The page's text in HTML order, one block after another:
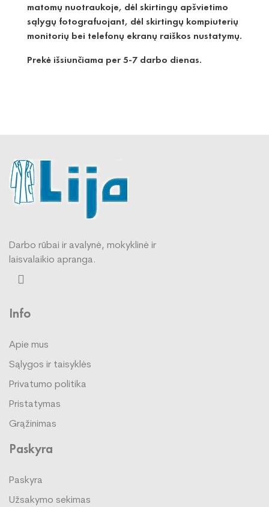
matomų nuotraukoje, dėl skirtingų apšvietimo
sąlygų fotografuojant, dėl skirtingų kompiuterių
monitorių bei telefonų ekranų raiškos nustatymų.
Prekė išsiunčiama per 5-7 darbo dienas.
Darbo rūbai ir avalynė, mokyklinė ir
laisvalaikio apranga.
Info
Apie mus
Sąlygos ir taisyklės
Privatumo politika
Pristatymas
Grąžinimas
Paskyra
Paskyra
Užsakymo sekimas